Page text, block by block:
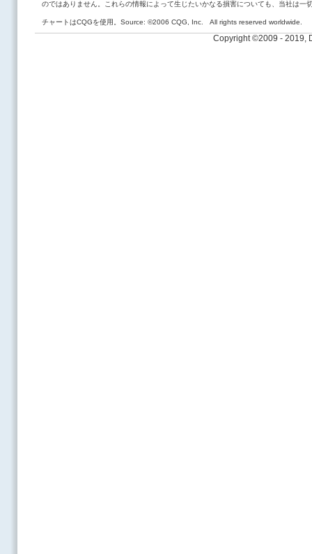
のではありません。これらの情報によって生じたいかなる損害についても、当社は一
チャートはCQGを使用。Source: ©2006 CQG, Inc. All rights reserved worldwide.
Copyright ©2009 - 2019,